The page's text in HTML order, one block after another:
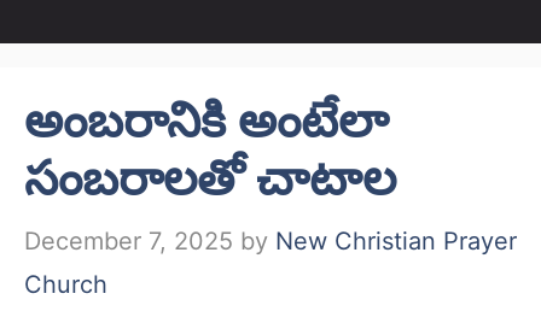
అంబరానికి అంటేలా
సంబరాలతో చాటాల
December 7, 2025 by New Christian Prayer
Church